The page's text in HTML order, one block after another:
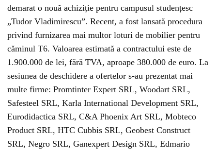
demarat o nouă achiziție pentru campusul studențesc
„Tudor Vladimirescu”. Recent, a fost lansată procedura
privind furnizarea mai multor loturi de mobilier pentru
căminul T6. Valoarea estimată a contractului este de
1.900.000 de lei, fără TVA, aproape 380.000 de euro. La
sesiunea de deschidere a ofertelor s-au prezentat mai
multe firme: Promtinter Expert SRL, Woodart SRL,
Safesteel SRL, Karla International Development SRL,
Eurodidactica SRL, C&A Phoenix Art SRL, Mobteco
Product SRL, HTC Cubbis SRL, Geobest Construct
SRL, Negro SRL, Ganexpert Design SRL, Edmario